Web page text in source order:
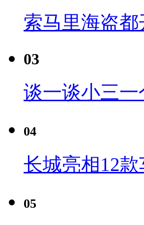
索马里海盗
03
谈一谈小三
04
长城亮相12
05